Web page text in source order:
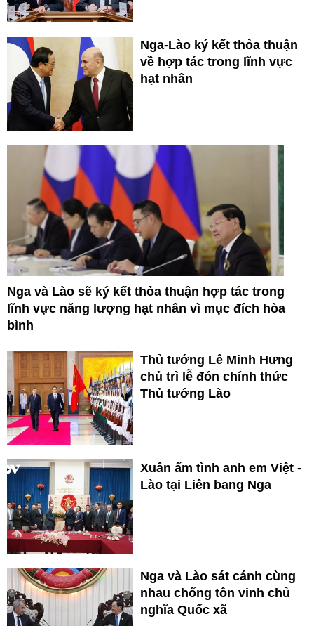
Nga-Lào ký kết thỏa thuận
về hợp tác trong lĩnh vực
hạt nhân
Nga và Lào sẽ ký kết thỏa thuận hợp tác trong
lĩnh vực năng lượng hạt nhân vì mục đích hòa
bình
Thủ tướng Lê Minh Hưng
chủ trì lễ đón chính thức
Thủ tướng Lào
Xuân ấm tình anh em Việt -
Lào tại Liên bang Nga
Nga và Lào sát cánh cùng
nhau chống tôn vinh chủ
nghĩa Quốc xã